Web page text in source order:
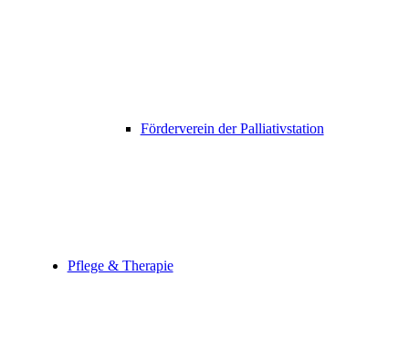
Förderverein der Palliativstation
Pflege & Therapie